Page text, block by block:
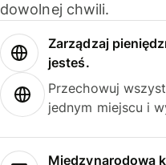
dowolnej chwili.
Zarządzaj
jesteś.
Przechowuj
jednym miejscu i
Międzynarodowa